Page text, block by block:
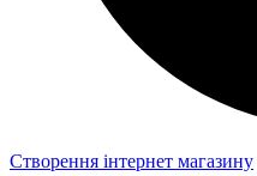
Створення інтернет магазину